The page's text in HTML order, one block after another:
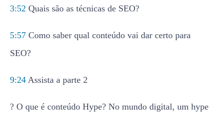
3:52 Quais são as técnicas de SEO?
5:57 Como saber qual conteúdo vai dar certo para
SEO?
9:24 Assista a parte 2
? O que é conteúdo Hype? No mundo digital, um hype